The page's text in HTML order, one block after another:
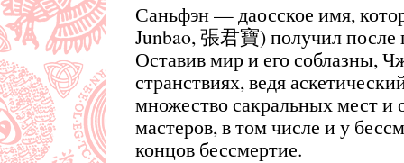
Саньфэн — даосское имя,
Junbao, 張君寶) получил
Оставив мир и его соблазны,
странствиях, ведя
множество сакральных мест и
мастеров, в том числе и у
концов бессмертие.